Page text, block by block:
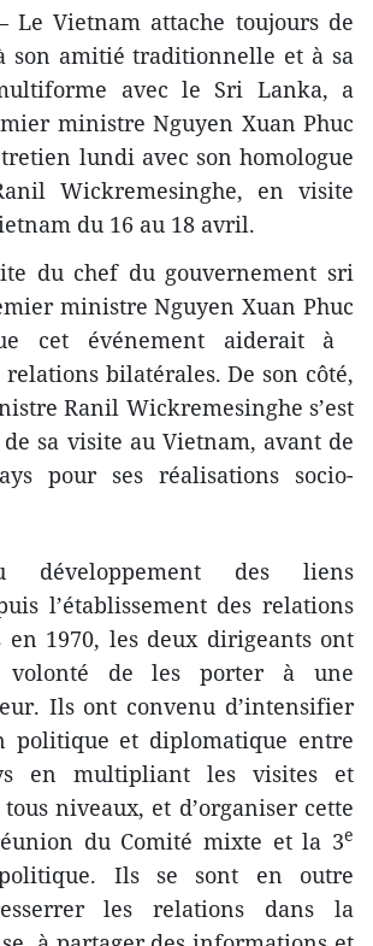
Le Vietnam attache toujours de
son amitié traditionnelle et à sa
avec le Sri Lanka, a
ministre Nguyen Xuan Phuc
lundi avec son homologue
Wickremesinghe, en visite
du 16 au 18 avril.
du chef du gouvernement sri
ministre Nguyen Xuan Phuc
cet événement aiderait à
bilatérales. De son côté,
Ranil Wickremesinghe s’est
sa visite au Vietnam, avant de
pour ses réalisations socio-
développement des liens
l’établissement des relations
en 1970, les deux dirigeants ont
de les porter à une
Ils ont convenu d’intensifier
politique et diplomatique entre
en multipliant les visites et
niveaux, et d’organiser cette
du Comité mixte et la 3e
Ils se sont en outre
les relations dans la